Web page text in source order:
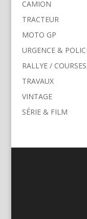
CAMION
TRACTEUR
MOTO GP
URGENCE &
RALLYE / COURSES
TRAVAUX
VINTAGE
SÉRIE & FILM